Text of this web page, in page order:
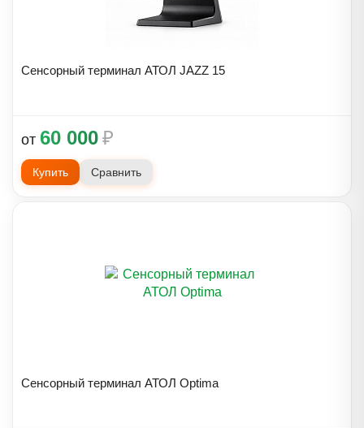
Сенсорный терминал АТОЛ JAZZ 15
от 60 000₽
Купить Сравнить
Сенсорный терминал АТОЛ Optima